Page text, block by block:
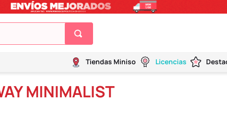
Tiendas Miniso Licencias
MINIMALIST